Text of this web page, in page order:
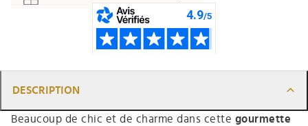
DESCRIPTION
Beaucoup de chic et de charme dans cette gourmette